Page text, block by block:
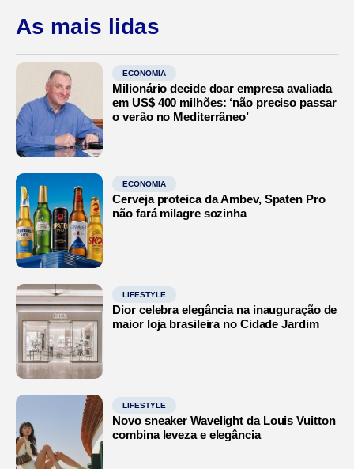
As mais lidas
ECONOMIA
Milionário decide doar empresa avaliada
em US$ 400 milhões: ‘não preciso passar
o verão no Mediterrâneo’
ECONOMIA
Cerveja proteica da Ambev, Spaten Pro
não fará milagre sozinha
LIFESTYLE
Dior celebra elegância na inauguração de
maior loja brasileira no Cidade Jardim
LIFESTYLE
Novo sneaker Wavelight da Louis Vuitton
combina leveza e elegância